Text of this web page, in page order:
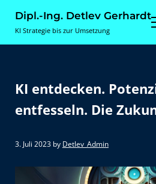
Dipl.-Ing. Detlev Gerhardt
KI Strategie bis zur Umsetzung
KI entdecken.
entfesseln. Die
3. Juli 2023 by Detlev_Admin